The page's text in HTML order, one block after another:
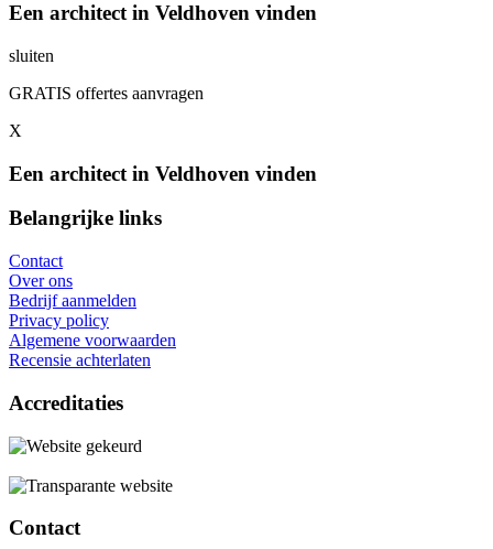
Een architect in Veldhoven vinden
sluiten
GRATIS offertes aanvragen
X
Een architect in Veldhoven vinden
Belangrijke links
Contact
Over ons
Bedrijf aanmelden
Privacy policy
Algemene voorwaarden
Recensie achterlaten
Accreditaties
Contact